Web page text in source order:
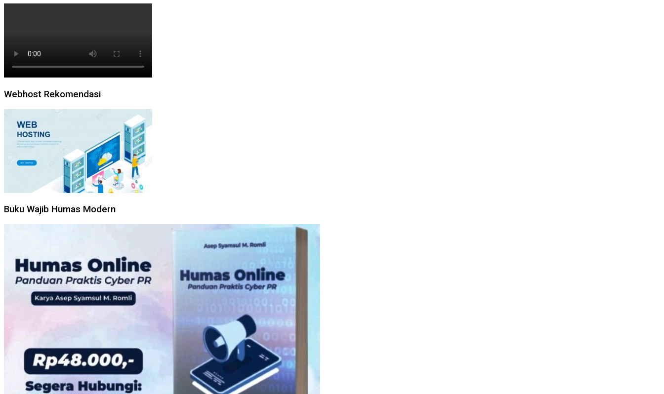
Webhost Rekomendasi
Buku Wajib Humas Modern